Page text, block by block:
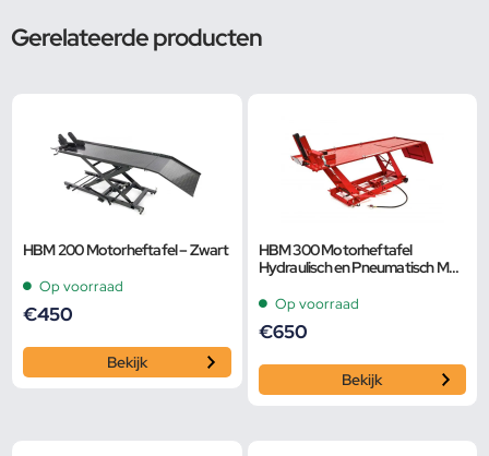
Gerelateerde producten
HBM 200 Motorheftafel – Zwart
Op voorraad
€450
Bekijk
HBM 300 Motorheftafel
Hydraulisch en Pneumatisch Met
Op voorraad
€650
Bekijk